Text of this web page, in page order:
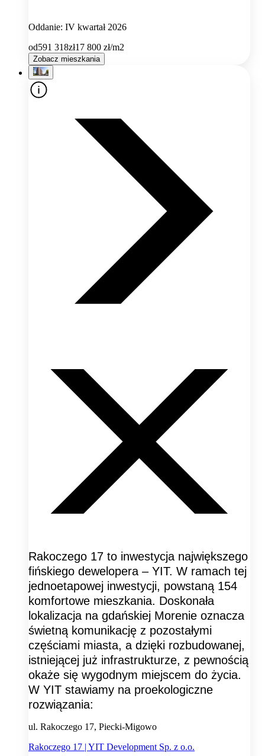
Oddanie: IV kwartał 2026
od591 318zł17 800 zł/m2
Zobacz mieszkania
Rakoczego 17 to inwestycja największego
fińskiego dewelopera – YIT. W ramach tej
jednoetapowej inwestycji, powstaną 154
komfortowe mieszkania. Doskonała
lokalizacja na gdańskiej Morenie oznacza
świetną komunikację z pozostałymi
częściami miasta, a dzięki rozbudowanej,
istniejącej już infrastrukturze, z pewnością
okaże się wygodnym miejscem do życia.
W YIT stawiamy na proekologiczne
rozwiązania:
ul. Rakoczego 17, Piecki-Migowo
Rakoczego 17 | YIT Development Sp. z o.o.